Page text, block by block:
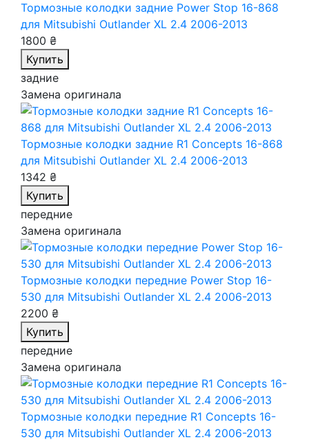
Тормозные колодки задние Power Stop 16-868
для Mitsubishi Outlander XL 2.4 2006-2013
1800 ₴
Купить
задние
Замена оригинала
Тормозные колодки задние R1 Concepts 16-868
для Mitsubishi Outlander XL 2.4 2006-2013
1342 ₴
Купить
передние
Замена оригинала
Тормозные колодки передние Power Stop 16-
530 для Mitsubishi Outlander XL 2.4 2006-2013
2200 ₴
Купить
передние
Замена оригинала
Тормозные колодки передние R1 Concepts 16-
530 для Mitsubishi Outlander XL 2.4 2006-2013